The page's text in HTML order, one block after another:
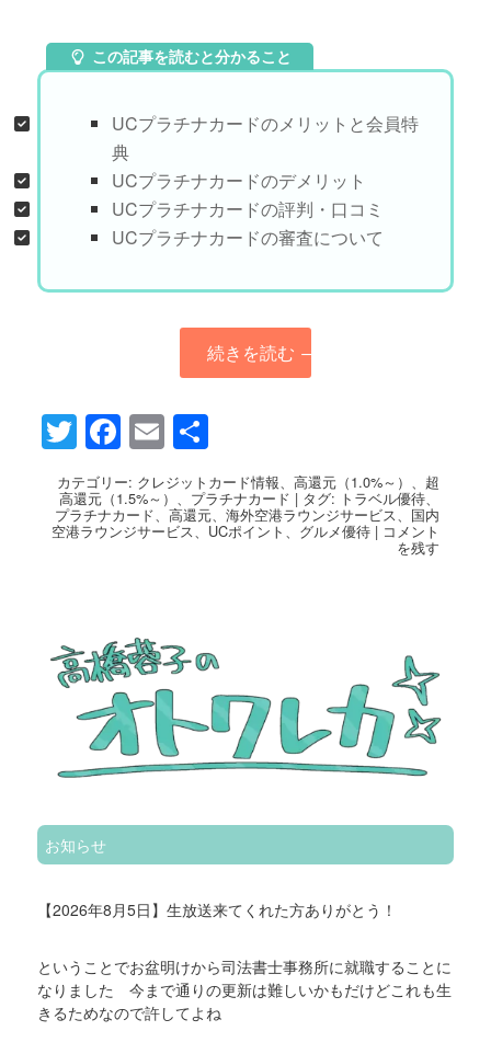
この記事を読むと分かること
UCプラチナカードのメリットと会員特
典
UCプラチナカードのデメリット
UCプラチナカードの評判・口コミ
UCプラチナカードの審査について
続きを読む →
Twitter
Facebook
Email
有
カテゴリー: クレジットカード情報、高還元（1.0%～） 、 超
高還元（1.5%～） 、 プラチナカード | タグ: トラベル優待、
プラチナカード、高還元、海外空港ラウンジサービス、 国内
空港ラウンジサービス、 UCポイント 、 グルメ優待 | コメント
を残す
お知らせ
【2026年8月5日】生放送来てくれた方ありがとう！
ということでお盆明けから司法書士事務所に就職することに
なりました 今まで通りの更新は難しいかもだけどこれも生
きるためなので許してよね